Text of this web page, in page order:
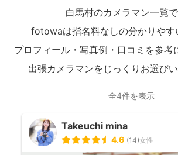
白馬村のカメラマン一覧で
fotowaは指名料なしの分かりやす
プロフィール・写真例・口コミを参考
出張カメラマンをじっくりお選びい
全4件を表示
Takeuchi mina
4.6 (14)女性